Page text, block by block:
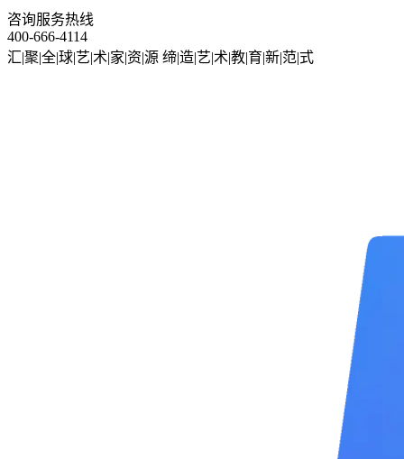
咨询服务热线
400-666-4114
汇|聚|全|球|艺|术|家|资|源 缔|造|艺|术|教|育|新|范|式